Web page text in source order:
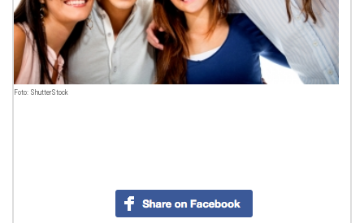
Foto: ShutterStock